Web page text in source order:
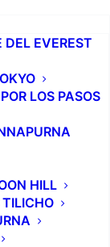
EVEREST
LOS PASOS
HILL
que eres un
de los
acompañado
más caro,
en el
el